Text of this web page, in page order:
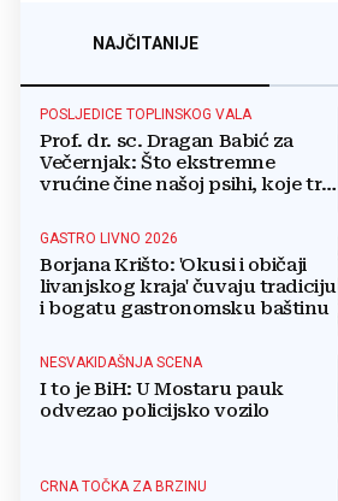
NAJČITANIJE
POSLJEDICE TOPLINSKOG VALA
Prof. dr. sc. Dragan Babić za
Večernjak: Što ekstremne
vrućine čine našoj psihi, koje tri
boriti...
GASTRO LIVNO 2026
Borjana Krišto: 'Okusi i običaji
livanjskog kraja' čuvaju tradiciju
i bogatu gastronomsku baštinu
NESVAKIDAŠNJA SCENA
I to je BiH: U Mostaru pauk
odvezao policijsko vozilo
CRNA TOČKA ZA BRZINU